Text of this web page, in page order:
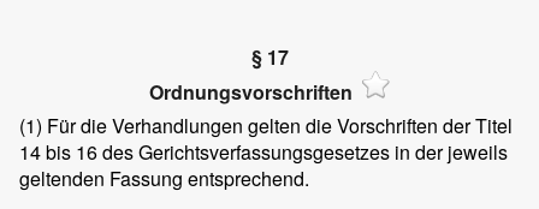
§ 17
Ordnungsvorschriften
(1) Für die Verhandlungen gelten die Vorschriften der Titel
14 bis 16 des Gerichtsverfassungsgesetzes in der jeweils
geltenden Fassung entsprechend.